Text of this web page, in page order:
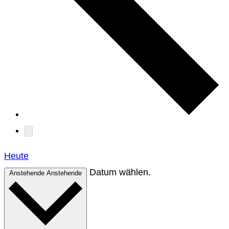
Heute
Anstehende Anstehende Datum wählen.